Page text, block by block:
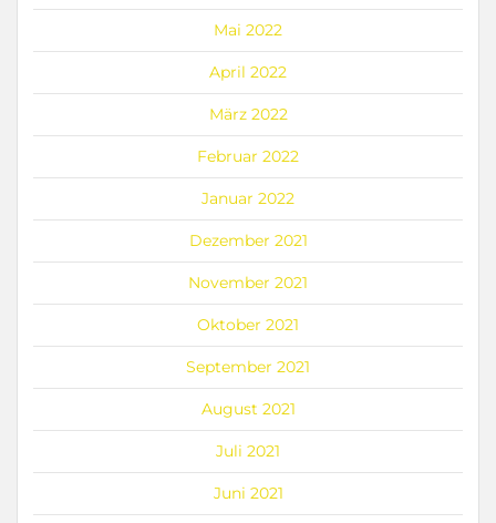
Mai 2022
April 2022
März 2022
Februar 2022
Januar 2022
Dezember 2021
November 2021
Oktober 2021
September 2021
August 2021
Juli 2021
Juni 2021